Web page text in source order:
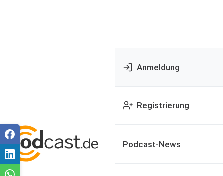
Anmeldung
Registrierung
Podcast-News